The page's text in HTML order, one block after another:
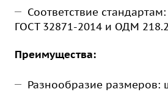
Соответствие
ГОСТ 32871-2014 и ОДМ
Преимущества:
Разнообразие размеров: